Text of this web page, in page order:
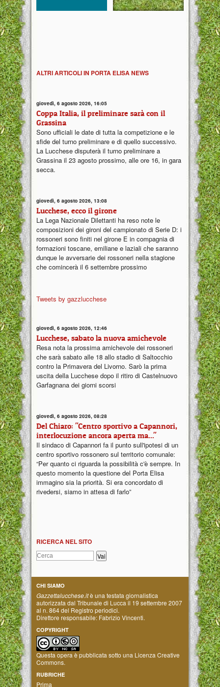
ALTRI ARTICOLI IN PORTA ELISA NEWS
giovedì, 6 agosto 2026, 16:05
Coppa Italia, il preliminare sarà con il
Grassina
Sono ufficiali le date di tutta la competizione e le
sfide del turno preliminare e di quello successivo.
La Lucchese disputerà il turno preliminare a
Grassina il 23 agosto prossimo, alle ore 16, in gara
secca.
giovedì, 6 agosto 2026, 13:08
Lucchese, ecco il girone
La Lega Nazionale Dilettanti ha reso note le
composizioni dei gironi del campionato di Serie D: i
rossoneri sono finiti nel girone E in compagnia di
formazioni toscane, emiliane e laziali che saranno
dunque le avversarie dei rossoneri nella stagione
che comincerà il 6 settembre prossimo
Tweets by gazzlucchese
giovedì, 6 agosto 2026, 12:46
Lucchese, sabato la nuova amichevole
Resa nota la prossima amichevole dei rossoneri
che sarà sabato alle 18 allo stadio di Saltocchio
contro la Primavera del Livorno. Sarò la prima
uscita della Lucchese dopo il ritiro di Castelnuovo
Garfagnana dei giorni scorsi
giovedì, 6 agosto 2026, 08:28
Del Chiaro: "Centro sportivo a Capannori,
interlocuzione ancora aperta ma..."
Il sindaco di Capannori fa il punto sull'ipotesi di un
centro sportivo rossonero sul territorio comunale:
“Per quanto ci riguarda la possibilità c'è sempre. In
questo momento la questione del Porta Elisa
immagino sia la priorità. Si era concordato di
rivedersi, siamo in attesa di farlo”
RICERCA NEL SITO
CHI SIAMO
Gazzettalucchese.itè una testata giornalistica
autorizzata dal Tribunale di Lucca il 19 settembre 2007
al n. 864 del Registro periodici.
Direttore responsabile: Fabrizio Vincenti.
COPYRIGHT
Questa opera è pubblicata sotto una Licenza Creative
Commons.
RUBRICHE
Prima